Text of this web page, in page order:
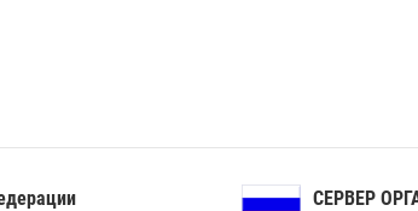
СЕРВЕР ОРГАНОВ